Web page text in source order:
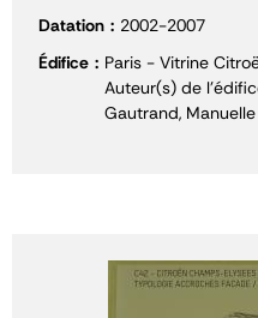
Datation
2002-2007
Édifice
Paris - Vitrine
Auteur(s) de
Gautrand,